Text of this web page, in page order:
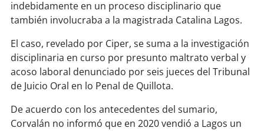
soycopiapó
soy valparaíso
soyquillota
soysanantonio
indebidamente en un proceso disciplinario que
también involucraba a la magistrada Catalina Lagos.
El caso, revelado por Ciper, se suma a la investigación
disciplinaria en curso por presunto maltrato verbal y
acoso laboral denunciado por seis jueces del Tribunal
de Juicio Oral en lo Penal de Quillota.
De acuerdo con los antecedentes del sumario,
Corvalán no informó que en 2020 vendió a Lagos un